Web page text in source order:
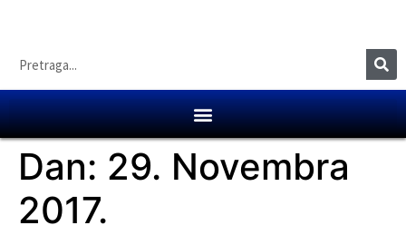
Dan: 29. Novembra
2017.